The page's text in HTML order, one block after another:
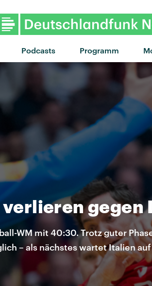
Podcasts Programm
"sowas
gegen
WM mit 40:30. Trotz guter
– als nächstes wartet Italien